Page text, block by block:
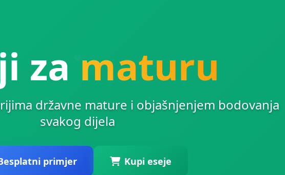
za maturu
državne mature i objašnjenjem bodovanja
svakog dijela
primjer Kupi eseje